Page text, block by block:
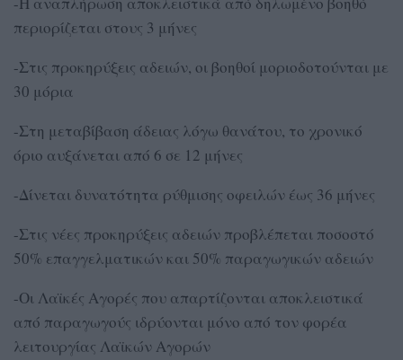
περιορίζεται στους 3 μήνες
-Στις προκηρύξεις αδειών, οι βοηθοί μοριοδοτούνται με
30 μόρια
-Στη μεταβίβαση άδειας λόγω θανάτου, το χρονικό
όριο αυξάνεται από 6 σε 12 μήνες
-Δίνεται δυνατότητα ρύθμισης οφειλών έως 36 μήνες
-Στις νέες προκηρύξεις αδειών προβλέπεται ποσοστό
50% επαγγελματικών και 50% παραγωγικών αδειών
-Οι Λαϊκές Αγορές που απαρτίζονται αποκλειστικά
από παραγωγούς ιδρύονται μόνο από τον φορέα
λειτουργίας Λαϊκών Αγορών